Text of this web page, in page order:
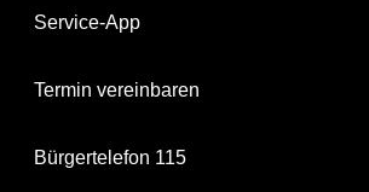
Service-App
Termin vereinbaren
Bürgertelefon 115